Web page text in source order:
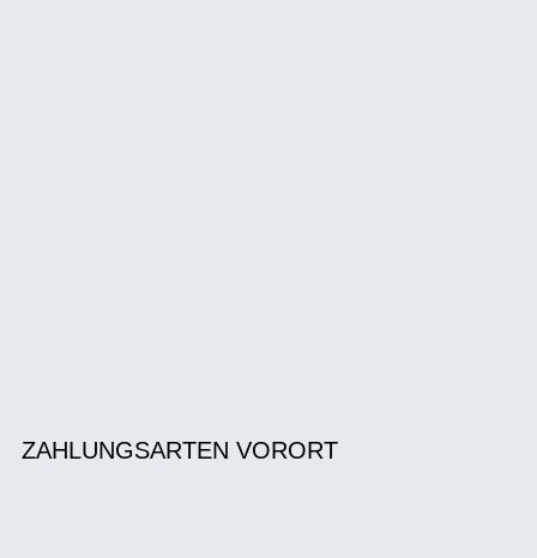
ZAHLUNGSARTEN VORORT